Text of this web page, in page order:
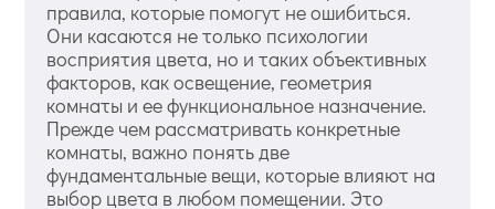
правила, которые помогут не ошибиться.
Они касаются не только психологии
восприятия цвета, но и таких объективных
факторов, как освещение, геометрия
комнаты и ее функциональное назначение.
Прежде чем рассматривать конкретные
комнаты, важно понять две
фундаментальные вещи, которые влияют на
выбор цвета в любом помещении. Это